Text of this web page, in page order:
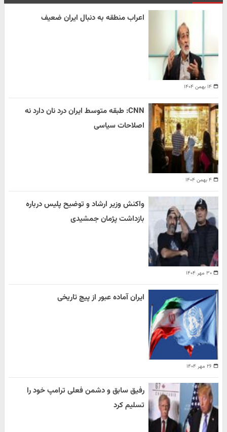
۱۴ بهمن ۱۴۰۴
اعراب منطقه به دنبال ایران ضعیف
۴ بهمن ۱۴۰۴
CNN: طبقه متوسط ایران درد نان دارد نه
اصلاحات سیاسی
۳۰ مهر ۱۴۰۴
واکنش وزیر ارشاد و توضیح پلیس درباره
بازداشت پژمان جمشیدی
۲۶ مهر ۱۴۰۴
ایران آماده عبور از پیچ تاریخی
رفیق سابق و دشمن فعلی ترامپ خود را
تسلیم کرد